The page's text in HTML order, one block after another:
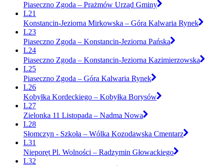
Piaseczno Zgoda – Prażmów Urząd Gminy
L21
Konstancin-Jeziorna Mirkowska – Góra Kalwaria Rynek
L23
Piaseczno Zgoda – Konstancin-Jeziorna Pańska
L24
Piaseczno Zgoda – Konstancin-Jeziorna Kazimierzowska
L25
Piaseczno Zgoda – Góra Kalwaria Rynek
L26
Kobyłka Kordeckiego – Kobyłka Borysów
L27
Zielonka 11 Listopada – Nadma Nowa
L28
Słomczyn - Szkoła – Wólka Kozodawska Cmentarz
L31
Nieporęt Pl. Wolności – Radzymin Głowackiego
L32